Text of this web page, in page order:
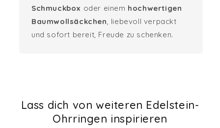
Schmuckbox oder einem hochwertigen
Baumwollsäckchen, liebevoll verpackt
und sofort bereit, Freude zu schenken.
Lass dich von weiteren Edelstein-
Ohrringen inspirieren